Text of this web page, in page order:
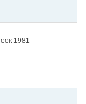
1981